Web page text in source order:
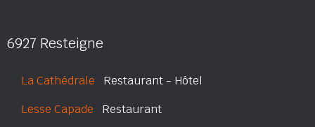
6927 Resteigne
La Cathédrale Restaurant - Hôtel
Lesse Capade Restaurant